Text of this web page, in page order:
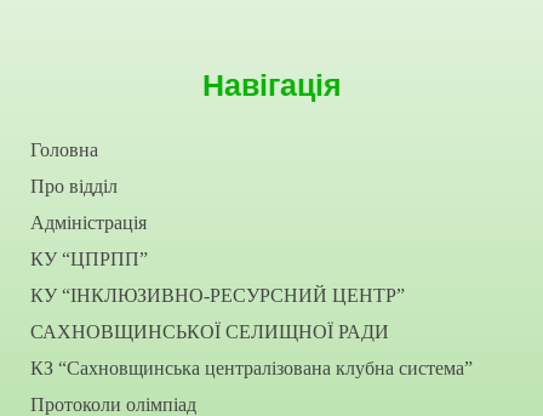
Навігація
Головна
Про відділ
Адміністрація
КУ “ЦПРПП”
КУ “ІНКЛЮЗИВНО-РЕСУРСНИЙ ЦЕНТР”
САХНОВЩИНСЬКОЇ СЕЛИЩНОЇ РАДИ
КЗ “Сахновщинська централізована клубна система”
Протоколи олімпіад